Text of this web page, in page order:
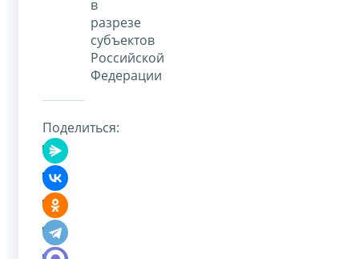
в
разрезе
субъектов
Российской
Федерации
Поделиться: